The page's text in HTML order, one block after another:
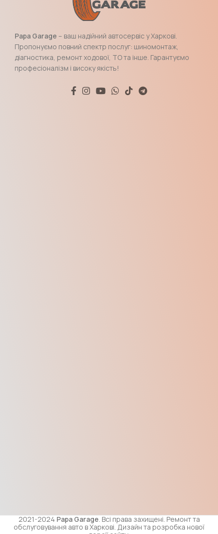
Papa Garage – ваш надійний автосервіс у Харкові.
Пропонуємо повний спектр послуг: шиномонтаж,
діагностика, ремонт ходової, ТО та інше. Гарантуємо
професіоналізм і високу якість!
2021-2024 Papa Garage. Всі права захищені. Ремонт та
обслуговування авто в Харкові. Дизайн та розробка нової